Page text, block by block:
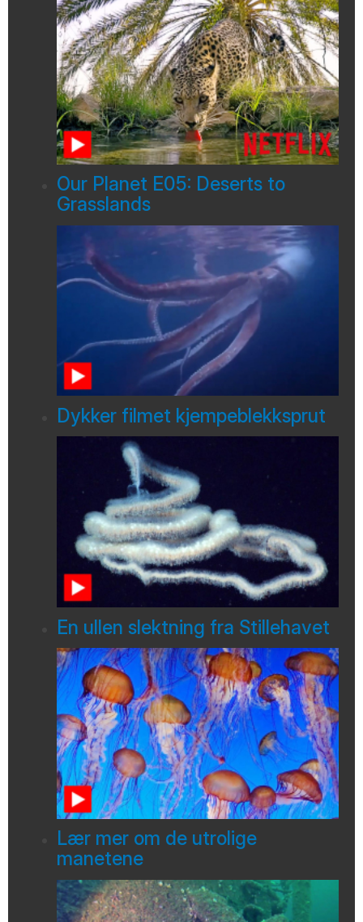
Our Planet E05: Deserts to
Grasslands
Dykker filmet kjempeblekksprut
En ullen slektning fra Stillehavet
Lær mer om de utrolige
manetene